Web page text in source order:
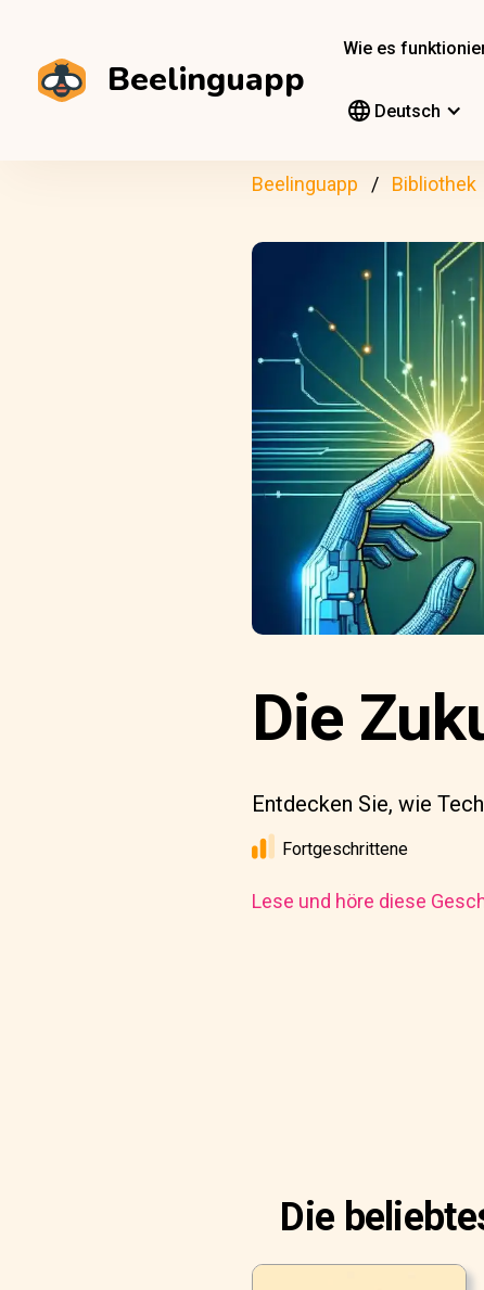
Beelinguapp
Wie es
Deutsch
Beelinguapp Bibliothek
Die
Entdecken Sie, wie
Fortgeschrittene
Lese und höre diese
Die